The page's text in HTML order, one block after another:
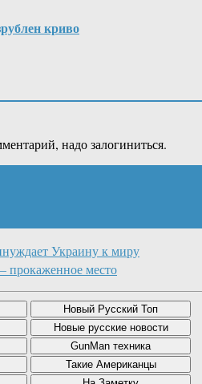
криво
надо залогиниться.
Украину к миру
место